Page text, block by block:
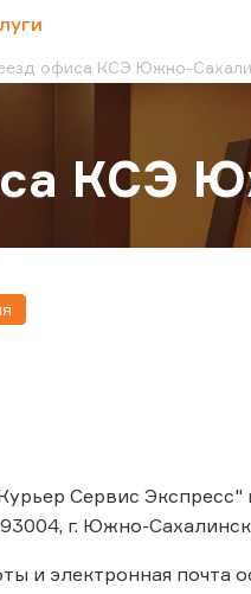
офиса КСЭ Южно-
КСЭ
Сервис
г. Южно-
и электронная почта